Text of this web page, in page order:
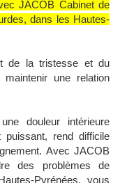
JACOB Cabinet de
dans les Hautes-
de la tristesse et du
une relation
douleur intérieure
puissant, rend difficile
Avec JACOB
des problèmes de
Pyrénées, vous